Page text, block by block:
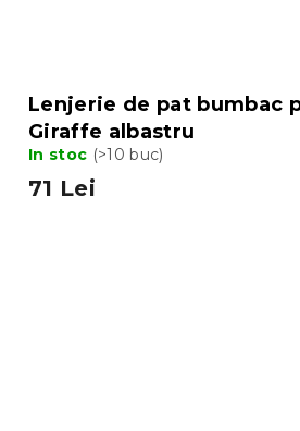
Lenjerie de pat bumbac
Giraffe albastru
In stoc (>10 buc)
71 Lei